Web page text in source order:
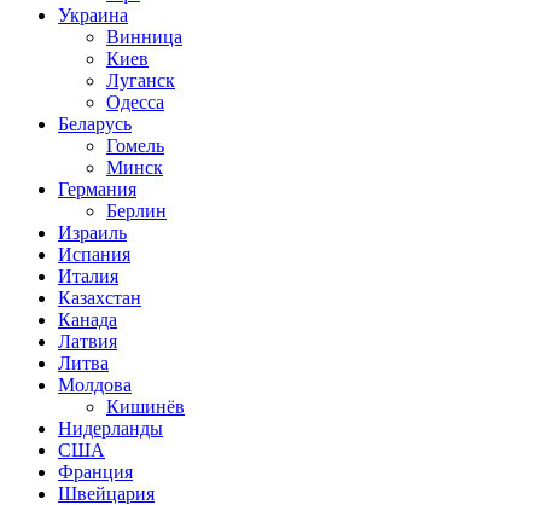
Украина
Винница
Киев
Луганск
Одесса
Беларусь
Гомель
Минск
Германия
Берлин
Израиль
Испания
Италия
Казахстан
Канада
Латвия
Литва
Молдова
Кишинёв
Нидерланды
США
Франция
Швейцария